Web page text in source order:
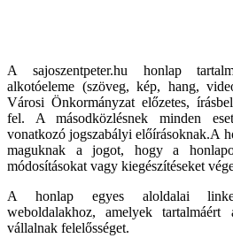
A sajoszentpeter.hu honlap
alkotóeleme (szöveg, kép, hang,
Városi Önkormányzat előzetes,
fel. A másodközlésnek minden
vonatkozó jogszabályi előírásoknak.A
maguknak a jogot, hogy a
módosításokat vagy kiegészítéseket
A honlap egyes aloldalai
weboldalakhoz, amelyek
vállalnak felelősséget.